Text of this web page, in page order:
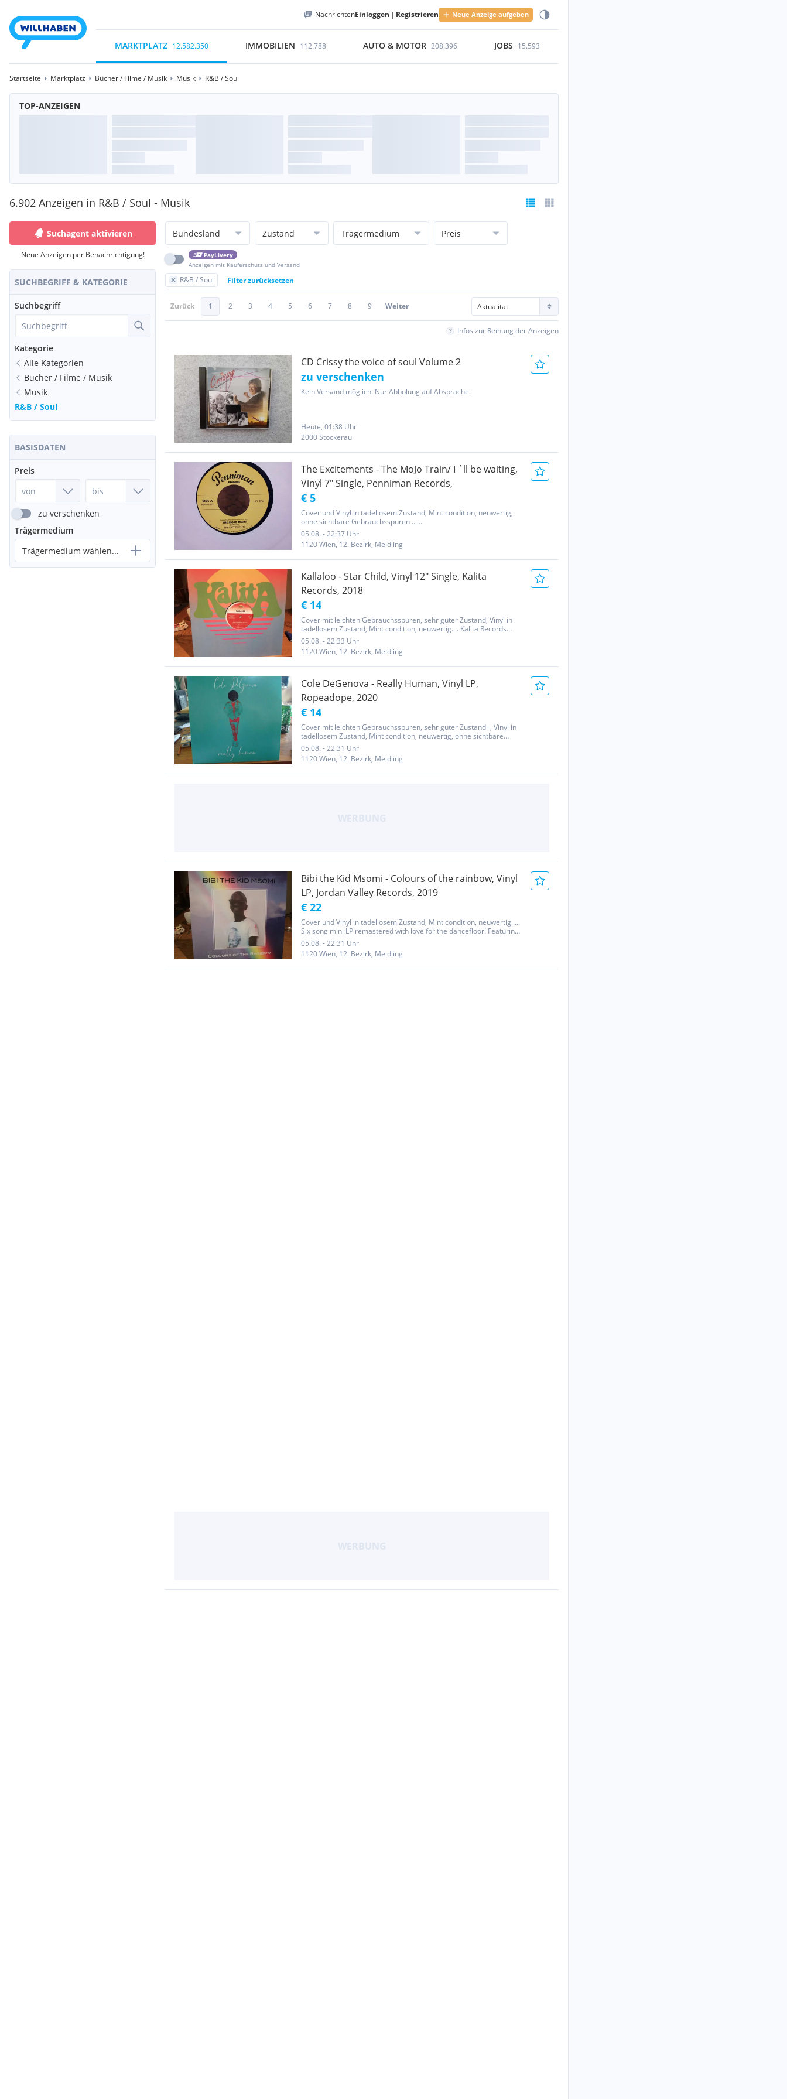
NachrichtenEinloggen | Registrieren Neue Anzeige aufgeben
MARKTPLATZ 12.582.350 IMMOBILIEN 112.788 AUTO & MOTOR 208.396 JOBS 15.593
Startseite Marktplatz Bücher / Filme / Musik Musik R&B / Soul
TOP-ANZEIGEN
6.902 Anzeigen in R&B / Soul - Musik
Suchagent aktivieren
Neue Anzeigen per Benachrichtigung!
SUCHBEGRIFF & KATEGORIE
Suchbegriff
Kategorie
Alle Kategorien
Bücher / Filme / Musik
Musik
R&B / Soul
BASISDATEN
Preis
zu verschenken
Trägermedium
Trägermedium wählen...
Bundesland Zustand Trägermedium Preis
PayLivery
Anzeigen mit Käuferschutz und Versand
R&B / Soul Filter zurücksetzen
Zurück 1 2 3 4 5 6 7 8 9 Weiter
Infos zur Reihung der Anzeigen
CD Crissy the voice of soul Volume 2
zu verschenken
Kein Versand möglich. Nur Abholung auf Absprache.
Heute, 01:38 Uhr
2000 Stockerau
The Excitements - The MoJo Train/ I `ll be waiting,
Vinyl 7" Single, Penniman Records,
€ 5
Cover und Vinyl in tadellosem Zustand, Mint condition, neuwertig,
ohne sichtbare Gebrauchsspuren ......
05.08. - 22:37 Uhr
1120 Wien, 12. Bezirk, Meidling
Kallaloo - Star Child, Vinyl 12" Single, Kalita
Records, 2018
€ 14
Cover mit leichten Gebrauchsspuren, sehr guter Zustand, Vinyl in
tadellosem Zustand, Mint condition, neuwertig.... Kalita Records
present the first ever and official reissue of Kallaloo's sought-after
1982 disco single "Star Child", accompanied by...
05.08. - 22:33 Uhr
1120 Wien, 12. Bezirk, Meidling
Cole DeGenova - Really Human, Vinyl LP,
Ropeadope, 2020
€ 14
Cover mit leichten Gebrauchsspuren, sehr guter Zustand+, Vinyl in
tadellosem Zustand, Mint condition, neuwertig, ohne sichtbare
Gebrauchsspuren .....
05.08. - 22:31 Uhr
1120 Wien, 12. Bezirk, Meidling
Bibi the Kid Msomi - Colours of the rainbow, Vinyl
LP, Jordan Valley Records, 2019
€ 22
Cover und Vinyl in tadellosem Zustand, Mint condition, neuwertig.....
Six song mini LP remastered with love for the dancefloor! Featuring
some of South Africa's greatest musical talent: Peter "Hitman"
Moticoe, Mac Mathunjwa (Street Kids, Neville Nash),...
05.08. - 22:31 Uhr
1120 Wien, 12. Bezirk, Meidling